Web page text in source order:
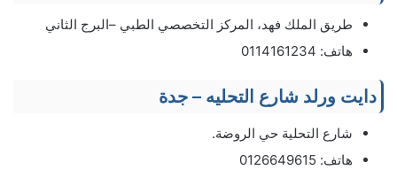
طريق الملك فهد، المركز التخصصي الطبي –البرج الثاني
هاتف: 0114161234
دايت ورلد شارع التحليه – جدة
شارع التحلية حي الروضة.
هاتف: 0126649615